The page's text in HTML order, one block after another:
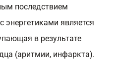
последствием
энергетиками является
в результате
(аритмии, инфаркта).